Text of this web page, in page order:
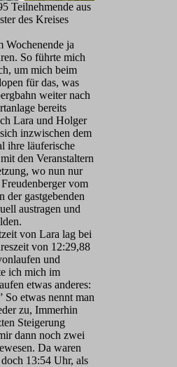
Teilnehmende aus
des Kreises
Wochenende ja
So führte mich
um mich beim
für das, was
weiter nach
bereits
Lara und Holger
inzwischen dem
ihre läuferische
den Veranstaltern
wo nun nur
vom
gastgebenden
austragen und
von Lara lag bei
von 12:29,88
und
ich mich im
etwas anderes:
etwas nennt man
zu, Immerhin
Steigerung
dann noch zwei
Da waren
13:54 Uhr, als